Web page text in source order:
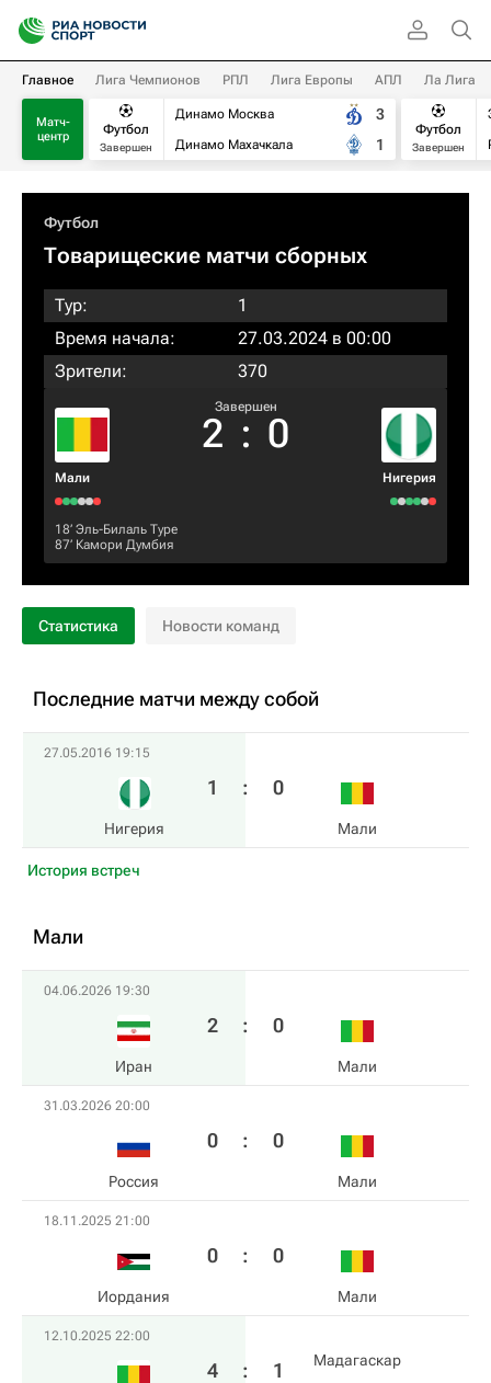
Главное Лига Чемпионов РПЛ Лига Европы АПЛ Ла Лига
Матч-
центр
Футбол
Завершен
Динамо Москва
Динамо Махачкала
3
1
Футбол
Завершен
Футбол
Товарищеские матчи сборных
Тур:
1
Время начала:
27.03.2024 в 00:00
Зрители:
370
Мали
Завершен
2 : 0
Нигерия
18‎’‎ Эль-Билаль Туре
87‎’‎ Камори Думбия
Статистика Новости команд
Последние матчи между собой
27.05.2016 19:15
Нигерия
1 : 0
Мали
История встреч
Мали
04.06.2026 19:30
Иран
2 : 0
Мали
31.03.2026 20:00
Россия
0 : 0
Мали
18.11.2025 21:00
Иордания
0 : 0
Мали
12.10.2025 22:00
4 : 1 Мадагаскар